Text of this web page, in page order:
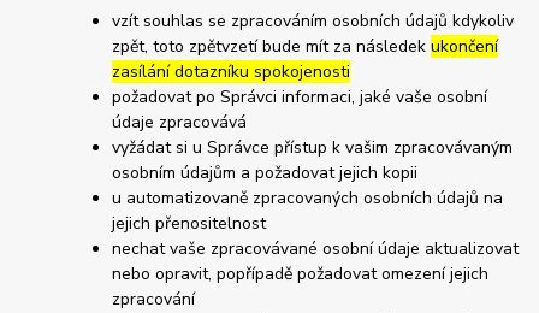
vzít souhlas se zpracováním osobních údajů kdykoliv
zpět, toto zpětvzetí bude mít za následekukončení
zasílání dotazníku spokojenosti
požadovat po Správci informaci, jaké vaše osobní
údaje zpracovává
vyžádat si u Správce přístup k vašim zpracovávaným
osobním údajům a požadovat jejich kopii
u automatizovaně zpracovaných osobních údajů na
jejich přenositelnost
nechat vaše zpracovávané osobní údaje aktualizovat
nebo opravit, popřípadě požadovat omezení jejich
zpracování